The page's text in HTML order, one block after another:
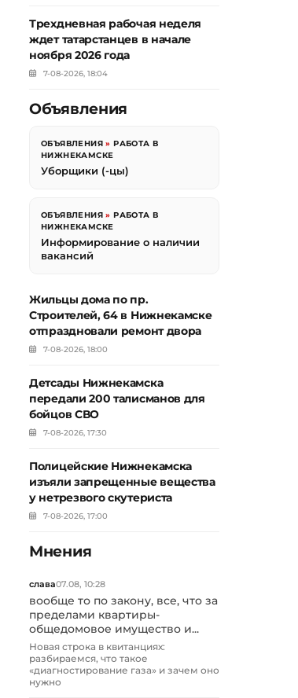
Трехдневная рабочая неделя
ждет татарстанцев в начале
ноября 2026 года
7-08-2026, 18:04
Объявления
ОБЪЯВЛЕНИЯ »РАБОТА В
НИЖНЕКАМСКЕ
Уборщики (-цы)
ОБЪЯВЛЕНИЯ »РАБОТА В
НИЖНЕКАМСКЕ
Информирование о наличии
вакансий
Жильцы дома по пр.
Строителей, 64 в Нижнекамске
отпраздновали ремонт двора
7-08-2026, 18:00
Детсады Нижнекамска
передали 200 талисманов для
бойцов СВО
7-08-2026, 17:30
Полицейские Нижнекамска
изъяли запрещенные вещества
у нетрезвого скутериста
7-08-2026, 17:00
Мнения
слава07.08, 10:28
вообще то по закону, все, что за
пределами квартиры-
общедомовое имущество и...
Новая строка в квитанциях:
разбираемся, что такое
«диагностирование газа» и зачем оно
нужно